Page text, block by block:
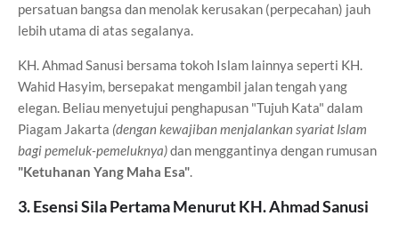
persatuan bangsa dan menolak kerusakan (perpecahan) jauh
lebih utama di atas segalanya.
KH. Ahmad Sanusi bersama tokoh Islam lainnya seperti KH.
Wahid Hasyim, bersepakat mengambil jalan tengah yang
elegan. Beliau menyetujui penghapusan "Tujuh Kata" dalam
Piagam Jakarta (dengan kewajiban menjalankan syariat Islam
bagi pemeluk-pemeluknya)dan menggantinya dengan rumusan
"Ketuhanan Yang Maha Esa".
3. Esensi Sila Pertama Menurut KH. Ahmad Sanusi